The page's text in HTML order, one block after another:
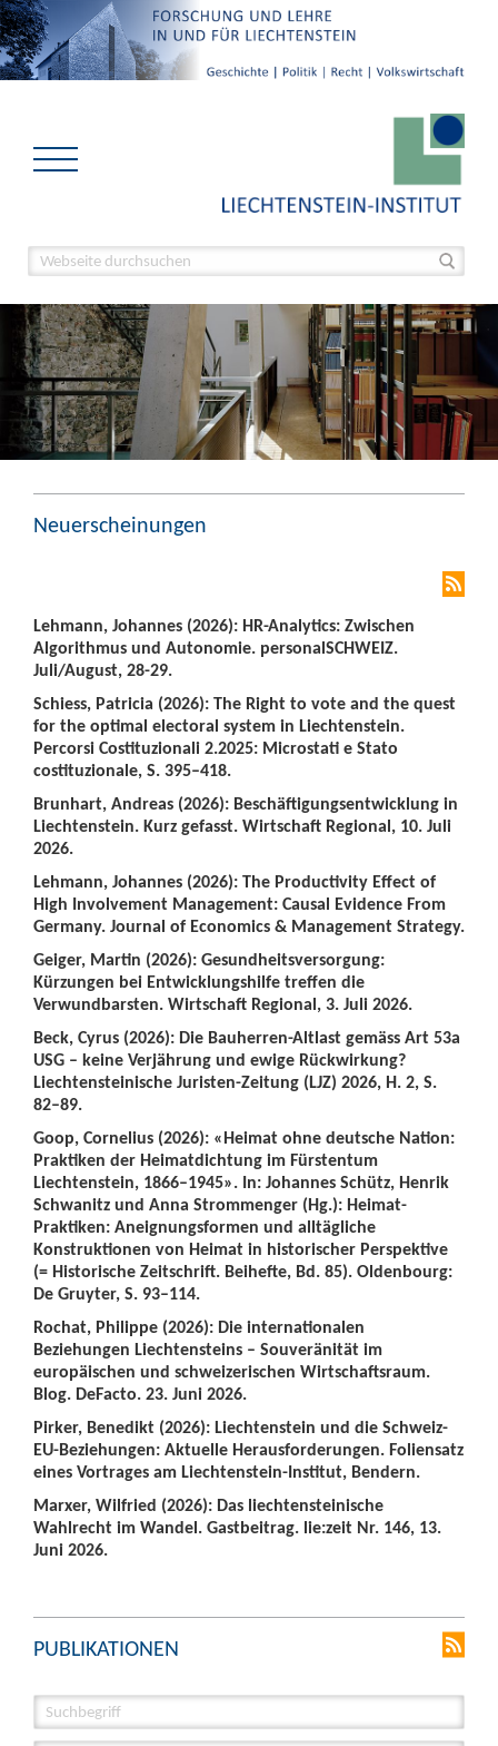
Neuerscheinungen
Lehmann, Johannes (2026): HR-Analytics: Zwischen
Algorithmus und Autonomie. personalSCHWEIZ.
Juli/August, 28-29.
Schiess, Patricia (2026): The Right to vote and the quest
for the optimal electoral system in Liechtenstein.
Percorsi Costituzionali 2.2025: Microstati e Stato
costituzionale, S. 395–418.
Brunhart, Andreas (2026): Beschäftigungsentwicklung in
Liechtenstein. Kurz gefasst. Wirtschaft Regional, 10. Juli
2026.
Lehmann, Johannes (2026): The Productivity Effect of
High Involvement Management: Causal Evidence From
Germany. Journal of Economics & Management Strategy.
Geiger, Martin (2026): Gesundheitsversorgung:
Kürzungen bei Entwicklungshilfe treffen die
Verwundbarsten. Wirtschaft Regional, 3. Juli 2026.
Beck, Cyrus (2026): Die Bauherren-Altlast gemäss Art 53a
USG – keine Verjährung und ewige Rückwirkung?
Liechtensteinische Juristen-Zeitung (LJZ) 2026, H. 2, S.
82–89.
Goop, Cornelius (2026): «Heimat ohne deutsche Nation:
Praktiken der Heimatdichtung im Fürstentum
Liechtenstein, 1866–1945». In: Johannes Schütz, Henrik
Schwanitz und Anna Strommenger (Hg.): Heimat-
Praktiken: Aneignungsformen und alltägliche
Konstruktionen von Heimat in historischer Perspektive
(= Historische Zeitschrift. Beihefte, Bd. 85). Oldenbourg:
De Gruyter, S. 93–114.
Rochat, Philippe (2026): Die internationalen
Beziehungen Liechtensteins – Souveränität im
europäischen und schweizerischen Wirtschaftsraum.
Blog. DeFacto. 23. Juni 2026.
Pirker, Benedikt (2026): Liechtenstein und die Schweiz-
EU-Beziehungen: Aktuelle Herausforderungen. Foliensatz
eines Vortrages am Liechtenstein-Institut, Bendern.
Marxer, Wilfried (2026): Das liechtensteinische
Wahlrecht im Wandel. Gastbeitrag. lie:zeit Nr. 146, 13.
Juni 2026.
PUBLIKATIONEN